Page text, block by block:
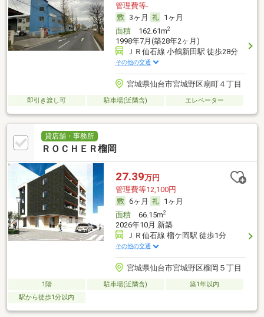
管理費等-
3ヶ月
1ヶ月
面積162.61m2
1998年7月(築28年2ヶ月)
ＪＲ仙石線 小鶴新田駅 徒歩28分
その他の交通
宮城県仙台市宮城野区扇町４丁目
即引き渡し可 駐車場(近隣含) エレベーター
貸店舗・事務所
ＲＯＣＨＥＲ榴岡
27.39万円
管理費等12,100円
6ヶ月
1ヶ月
面積66.15m2
2026年10月 新築
ＪＲ仙石線 榴ケ岡駅 徒歩1分
その他の交通
宮城県仙台市宮城野区榴岡５丁目
1階 駐車場(近隣含)
築1年以内
駅から徒歩1分以内